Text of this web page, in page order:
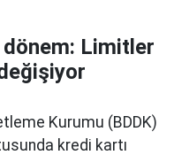
Limitler
Kurumu (BDDK)
kredi kartı